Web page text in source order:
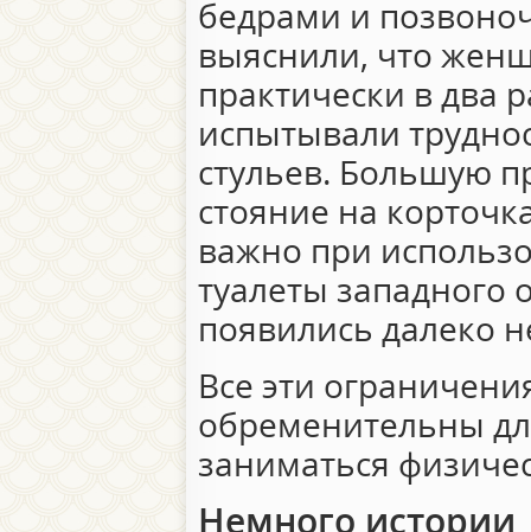
бедрами и
выяснили, что
практически в два
испытывали
стульев. Большую
стояние на
важно при
туалеты западного
появились далеко
Все эти
обременительны
заниматься
Немного истории